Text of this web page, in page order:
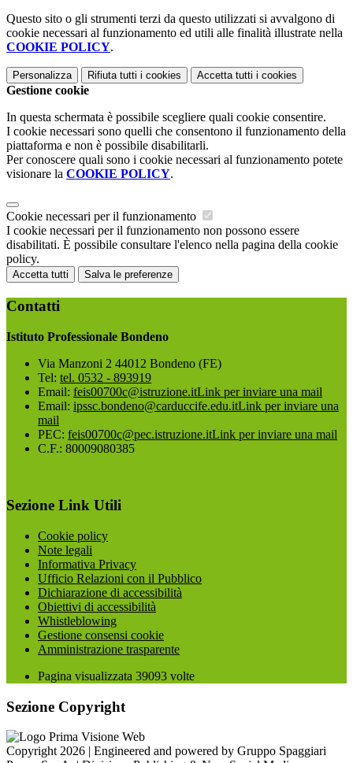
Questo sito o gli strumenti terzi da questo utilizzati si avvalgono di
cookie necessari al funzionamento ed utili alle finalità illustrate nella
COOKIE POLICY.
Personalizza Rifiuta tutti i cookies Accetta tutti i cookies
Gestione cookie
In questa schermata è possibile scegliere quali cookie consentire.
I cookie necessari sono quelli che consentono il funzionamento della
piattaforma e non è possibile disabilitarli.
Per conoscere quali sono i cookie necessari al funzionamento potete
visionare la COOKIE POLICY.
Cookie necessari per il funzionamento
I cookie necessari per il funzionamento non possono essere
disabilitati. È possibile consultare l'elenco nella pagina della cookie
policy.
Accetta tutti Salva le preferenze
Contatti
Istituto Professionale Bondeno
Via Manzoni 2 44012 Bondeno (FE)
Tel: tel. 0532 - 893919
Email: feis00700c@istruzione.itLink per inviare una mail
Email: ipssc.bondeno@carduccife.edu.itLink per inviare una
mail
PEC: feis00700c@pec.istruzione.itLink per inviare una mail
C.F.: 80009080385
Sezione Link Utili
Cookie policy
Note legali
Informativa Privacy
Ufficio Relazioni con il Pubblico
Dichiarazione di accessibilità
Obiettivi di accessibilità
Whistleblowing
Gestione consensi cookie
Amministrazione trasparente
Pagina visualizzata 39093 volte
Sezione Copyright
Copyright 2026 | Engineered and powered by Gruppo Spaggiari